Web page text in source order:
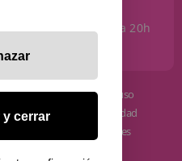
de 10 a 14h y de 17 a 20h
· Condiciones de uso
· Política de privacidad
· Política de cookies
y cerrar